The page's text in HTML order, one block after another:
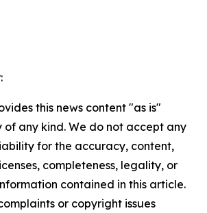
this news content "as is"
any kind. We do not accept any
for the accuracy, content,
completeness, legality, or
contained in this article.
or copyright issues